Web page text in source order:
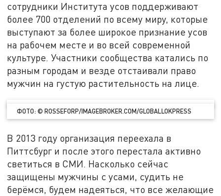
сотрудники Института усов поддерживают
более 700 отделений по всему миру, которые
выступают за более широкое признание усов
на рабочем месте и во всей современной
культуре. Участники сообщества катались по
разным городам и везде отстаивали право
мужчин на густую растительность на лице.
ФОТО: © ROSSEFORP/IMAGEBROKER.COM/GLOBALLOKPRESS
В 2013 году организация переехала в
Питтсбург и после этого перестала активно
светиться в СМИ. Насколько сейчас
защищены мужчины с усами, судить не
берёмся, будем надеяться, что все желающие